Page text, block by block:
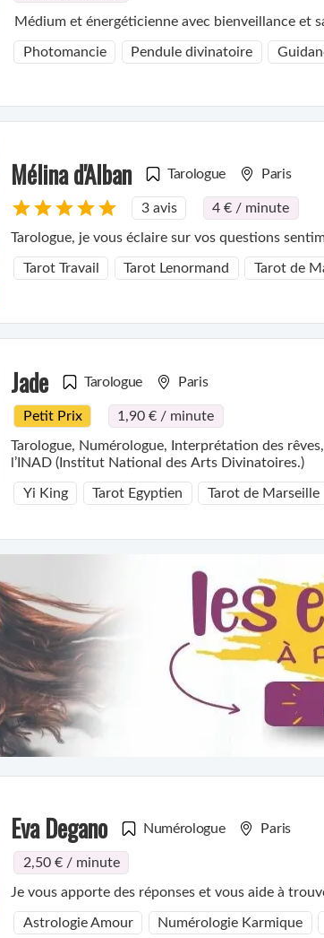
Médium et énergéticienne avec bienveillance et
Photomancie Pendule divinatoire
Mélina d'Alban Tarologue Paris
3 avis 4 € / minute
Tarologue, je vous éclaire sur vos questions
Tarot Travail Tarot Lenormand Tarot de
Jade Tarologue Paris
Petit Prix 1,90 € / minute
Tarologue, Numérologue, Interprétation des rêves, Medium pure et Psychopraticienne- Adhérente professionnelle de
l’INAD (Institut National des Arts Divinatoires.)
Yi King Tarot Egyptien Tarot de Marseille
Eva Degano Numérologue Paris
2,50 € / minute
Je vous apporte des réponses et vous aide à
Astrologie Amour Numérologie Karmique